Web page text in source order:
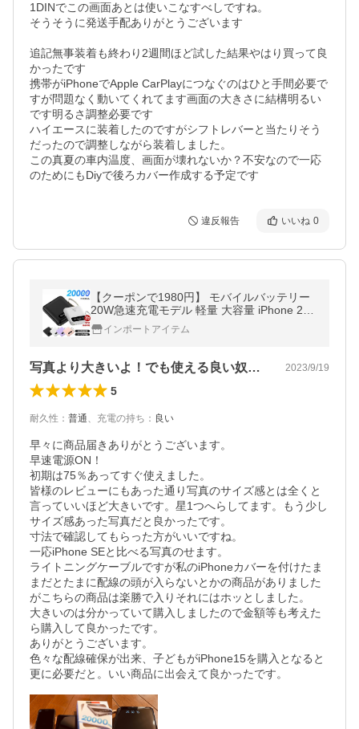
1DINでこの画面あとは使いこなすべしですね。
そうそうに発送手配ありがとうございます
追記無事装着も終わり2週間ほど試した結果やはり買って良
かったです
携帯がiPhoneでApple CarPlayにつなぐのはひと手間必要で
すが問題なく動いてくれてます画面の大きさに結構明るい
です明るさ調整必要です
ハイエースに装着したのですがシフトレバーと当たりそう
だったので調整しながら装着しました。
この真夏の車内温度、画面が壊れないか？不安なので一応
のためにもDiyで後ろカバー作成する予定です
違反報告 いいね 0
【クーポンで1980円】 モバイルバッテリー
20W急速充電モデル 軽量 大容量 iPhone 200
00mAh 災害用 急速 magsafe ワイヤレス 4台
充電 スマホ 充電器 薄型 LED
インポートアイテム
写真より大きいよ！でも使える良い奴やー！ 2023/9/19
5
耐久性 ： 普通、 充電の持ち ： 良い
早々に商品届きありがとうございます。
早速電源ON！
初期は75％あってすぐ使えました。
皆様のレビューにもあった通り写真のサイズ感とは全くと
言っていいほど大きいです。星1つへらしてます。もう少し
サイズ感あった写真だと良かったです。
寸法で確認してもらった方がいいですね。
一応iPhone SEと比べる写真のせます。
ライトニングケーブルですが私のiPhoneカバーを付けたま
まだとたまに配線の頭が入らないとかの商品がありました
がこちらの商品は楽勝で入りそれにはホッとしました。
大きいのは分かっていて購入しましたので金額等も考えた
ら購入して良かったです。
ありがとうございます。
色々な配線確保が出来、子どもがiPhone15を購入となると